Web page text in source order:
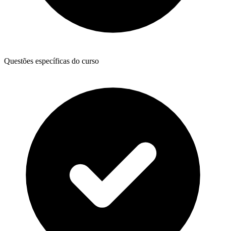
Questões específicas do curso